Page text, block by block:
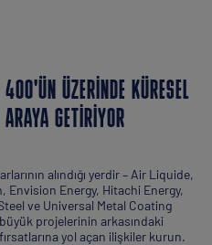
ÜZERINDE KÜRESEL
GETIRIYOR
alındığı yerdir – Air Liquide,
Energy, Hitachi Energy,
ve Universal Metal Coating
projelerinin arkasındaki
yol açan ilişkiler kurun.